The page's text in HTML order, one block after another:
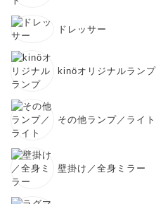
ドレッサー
kinöオリジナルランプ
その他ランプ／ライト
壁掛け／全身ミラー